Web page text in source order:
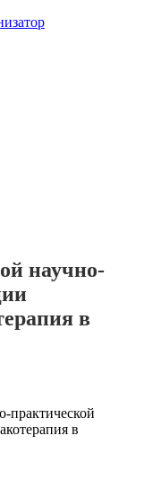
научно-
в
практической
в